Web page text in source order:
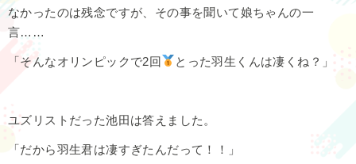
なかったのは残念ですが、その事を聞いて娘ちゃんの一
言……
「そんなオリンピックで2回 とった羽生くんは凄くね？」
ユズリストだった池田は答えました。
「だから羽生君は凄すぎたんだって！！」